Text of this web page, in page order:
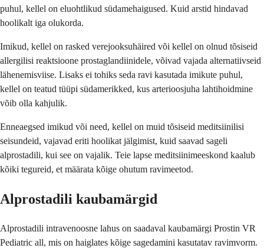
puhul, kellel on eluohtlikud südamehaigused. Kuid arstid hindavad
hoolikalt iga olukorda.
Imikud, kellel on rasked verejooksuhäired või kellel on olnud tõsiseid
allergilisi reaktsioone prostaglandiinidele, võivad vajada alternatiivseid
lähenemisviise. Lisaks ei tohiks seda ravi kasutada imikute puhul,
kellel on teatud tüüpi südamerikked, kus arterioosjuha lahtihoidmine
võib olla kahjulik.
Enneaegsed imikud või need, kellel on muid tõsiseid meditsiinilisi
seisundeid, vajavad eriti hoolikat jälgimist, kuid saavad sageli
alprostadili, kui see on vajalik. Teie lapse meditsiinimeeskond kaalub
kõiki tegureid, et määrata kõige ohutum ravimeetod.
Alprostadili kaubamärgid
Alprostadili intravenoosne lahus on saadaval kaubamärgi Prostin VR
Pediatric all, mis on haiglates kõige sagedamini kasutatav ravimvorm.